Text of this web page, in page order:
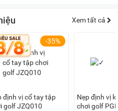
Xem tất cả
-35%
định vị cổ tay tập
golf JZQ010
Nẹp định vị
chơi golf